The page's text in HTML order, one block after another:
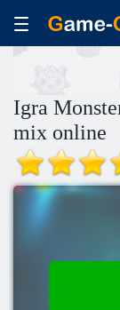
Igra
mix online